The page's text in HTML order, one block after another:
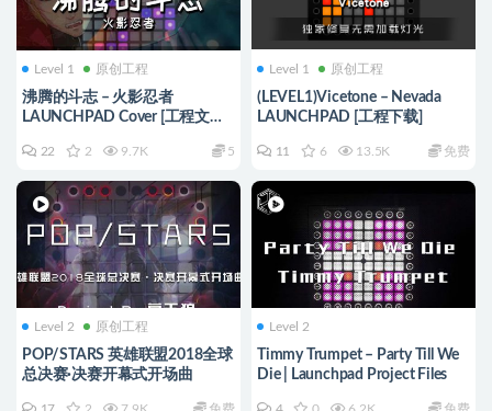
Level 1 原创工程
沸腾的斗志 – 火影忍者
LAUNCHPAD Cover [工程文件
22 2 9.7K 5
Level 1 原创工程
(LEVEL1)Vicetone – Nevada
LAUNCHPAD [工程下载]
11 6 13.5K 免费
Level 2 原创工程
POP/STARS 英雄联盟2018全球
总决赛·决赛开幕式开场曲
Level 2
Timmy Trumpet – Party Till We
Die | Launchpad Project Files